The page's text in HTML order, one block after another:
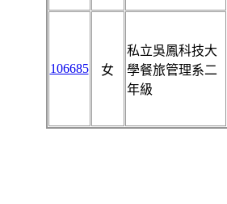
106685 女
私立吳鳳科技大
學餐旅管理系二
年級